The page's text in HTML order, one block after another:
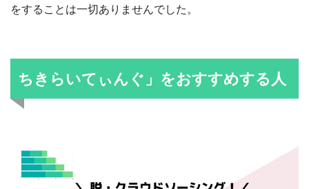
をすることは一切ありませんでした。
ちきらいてぃんぐ」をおすすめする人